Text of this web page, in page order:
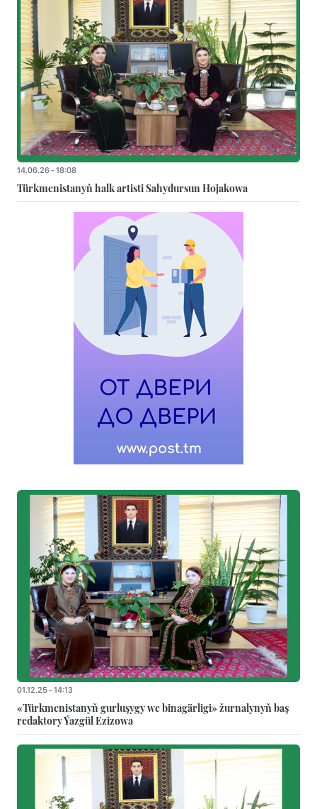
14.06.26 - 18:08
Türkmenistanyň halk artisti Sahydursun Hojakowa
01.12.25 - 14:13
«Türkmenistanyň gurluşygy we binagärligi» žurnalynyň baş
redaktory Ýazgül Ezizowa